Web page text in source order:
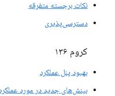
نکات برجسته متفرقه
دسترسی‌پذیری
کروم ۱۳۶
بهبود پنل عملکرد
بینش‌های جدید در مورد